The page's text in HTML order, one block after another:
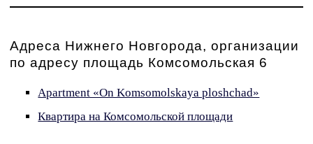
Адреса Нижнего Новгорода, организации
по адресу площадь Комсомольская 6
Apartment «On Komsomolskaya ploshchad»
Квартира на Комсомольской площади